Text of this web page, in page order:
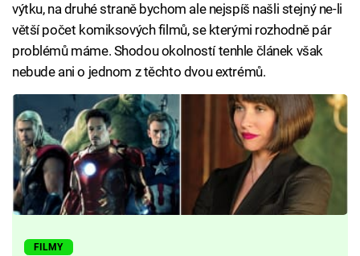
výtku, na druhé straně bychom ale nejspíš našli stejný ne-li
větší počet komiksových filmů, se kterými rozhodně pár
problémů máme. Shodou okolností tenhle článek však
nebude ani o jednom z těchto dvou extrémů.
FILMY